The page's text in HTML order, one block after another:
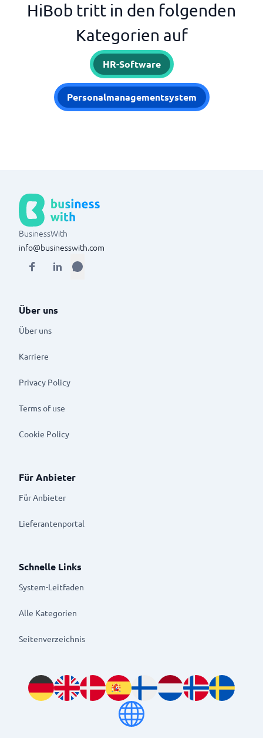
HiBob tritt in den folgenden
Kategorien auf
HR-Software
Personalmanagementsystem
BusinessWith
info@businesswith.com
Über uns
Über uns
Karriere
Privacy Policy
Terms of use
Cookie Policy
Für Anbieter
Für Anbieter
Lieferantenportal
Schnelle Links
System-Leitfaden
Alle Kategorien
Seitenverzeichnis